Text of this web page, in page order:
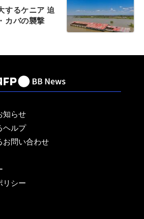
するケニア 迫
カバの襲撃
知らせ
ヘルプ
お問い合わせ
リシー